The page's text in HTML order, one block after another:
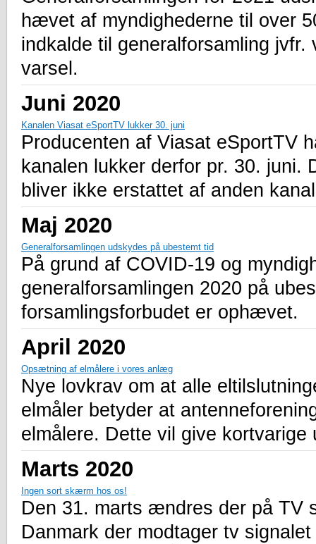
hævet af myndighederne til over
indkalde til generalforsamling
varsel.
Juni 2020
Kanalen Viasat eSportTV lukker 30. juni
Producenten af Viasat eSportTV
kanalen lukker derfor pr. 30. juni.
bliver ikke erstattet af anden
Maj 2020
Generalforsamlingen udskydes på ubestemt tid
På grund af COVID-19 og
generalforsamlingen 2020 på
forsamlingsforbudet er ophævet.
April 2020
Opsætning af elmålere i vores anlæg
Nye lovkrav om at alle
elmåler betyder at
elmålere. Dette vil give kortvarige
Marts 2020
Ingen sort skærm hos os!
Den 31. marts ændres der på TV
Danmark der modtager tv